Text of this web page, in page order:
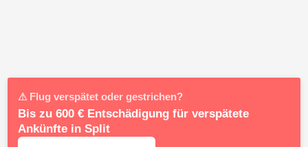
⚠ Flug verspätet oder gestrichen?
Bis zu 600 € Entschädigung für verspätete
Ankünfte in Split